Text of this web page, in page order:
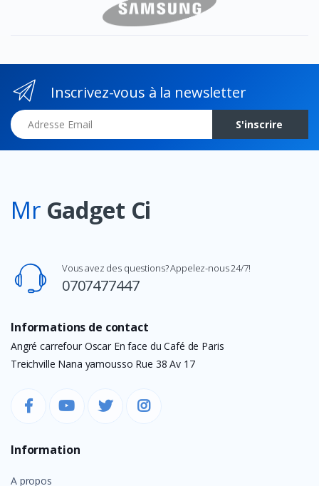
Inscrivez-vous à la newsletter
Adresse Email
S'inscrire
Mr Gadget Ci
Vous avez des questions? Appelez-nous 24/7!
0707477447
Informations de contact
Angré carrefour Oscar En face du Café de Paris
Treichville Nana yamousso Rue 38 Av 17
Information
A propos